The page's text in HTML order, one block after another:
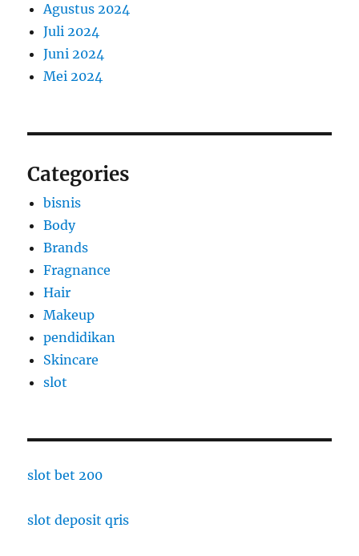
Agustus 2024
Juli 2024
Juni 2024
Mei 2024
Categories
bisnis
Body
Brands
Fragnance
Hair
Makeup
pendidikan
Skincare
slot
slot bet 200
slot deposit qris